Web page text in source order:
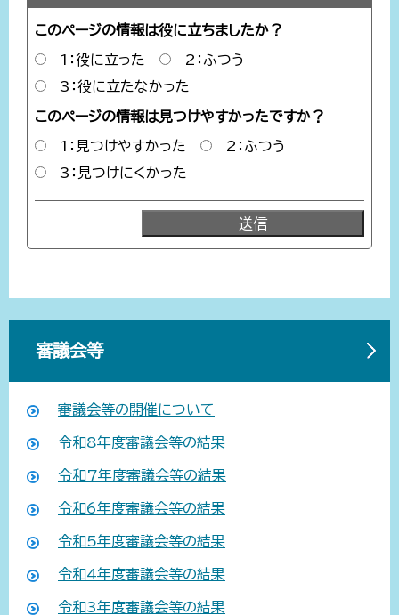
このページの情報は役に立ちましたか？
1：役に立った
2：ふつう
3：役に立たなかった
このページの情報は見つけやすかったですか？
1：見つけやすかった
2：ふつう
3：見つけにくかった
審議会等
審議会等の開催について
令和8年度審議会等の結果
令和7年度審議会等の結果
令和6年度審議会等の結果
令和5年度審議会等の結果
令和4年度審議会等の結果
令和3年度審議会等の結果